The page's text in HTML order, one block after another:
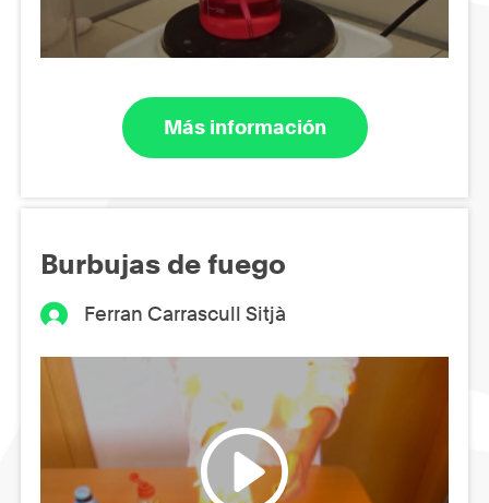
Más información
Burbujas de fuego
Ferran Carrascull Sitjà